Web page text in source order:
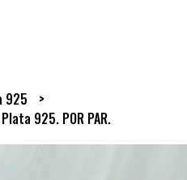
925
925. POR PAR.